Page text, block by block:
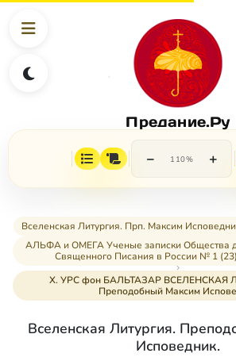
Предание.Ру
− 110% +
Вселенская Литургия. Прп. Максим
АЛЬФА и ОМЕГА Ученые записки Общества
Священного Писания в России № 1
X. УРС фон БАЛЬТАЗАР ВСЕЛЕНСКАЯ
Преподобный Максим
Вселенская Литургия.
Исповедник.